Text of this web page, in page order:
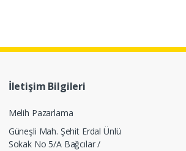
İletişim Bilgileri
Melih Pazarlama
Güneşli Mah. Şehit Erdal Ünlü
Sokak No 5/A Bağcılar /